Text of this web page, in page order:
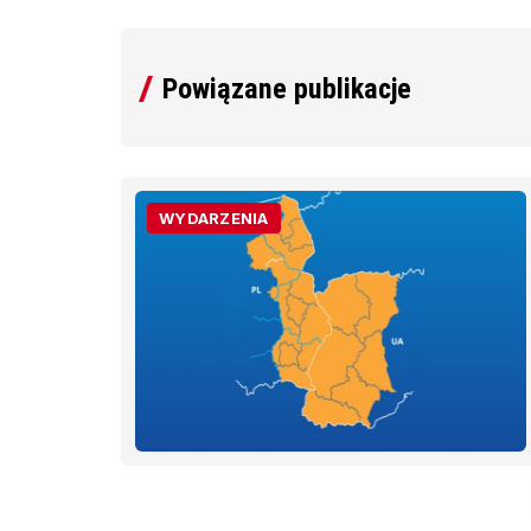
Powiązane publikacje
ARTYKUŁY